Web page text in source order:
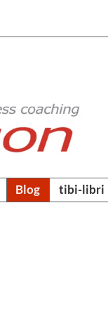
Blog tibi-libri